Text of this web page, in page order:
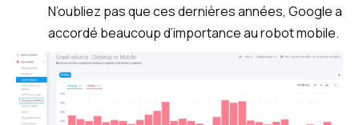
N’oubliez pas que ces dernières années, Google a
accordé beaucoup d’importance au robot mobile.